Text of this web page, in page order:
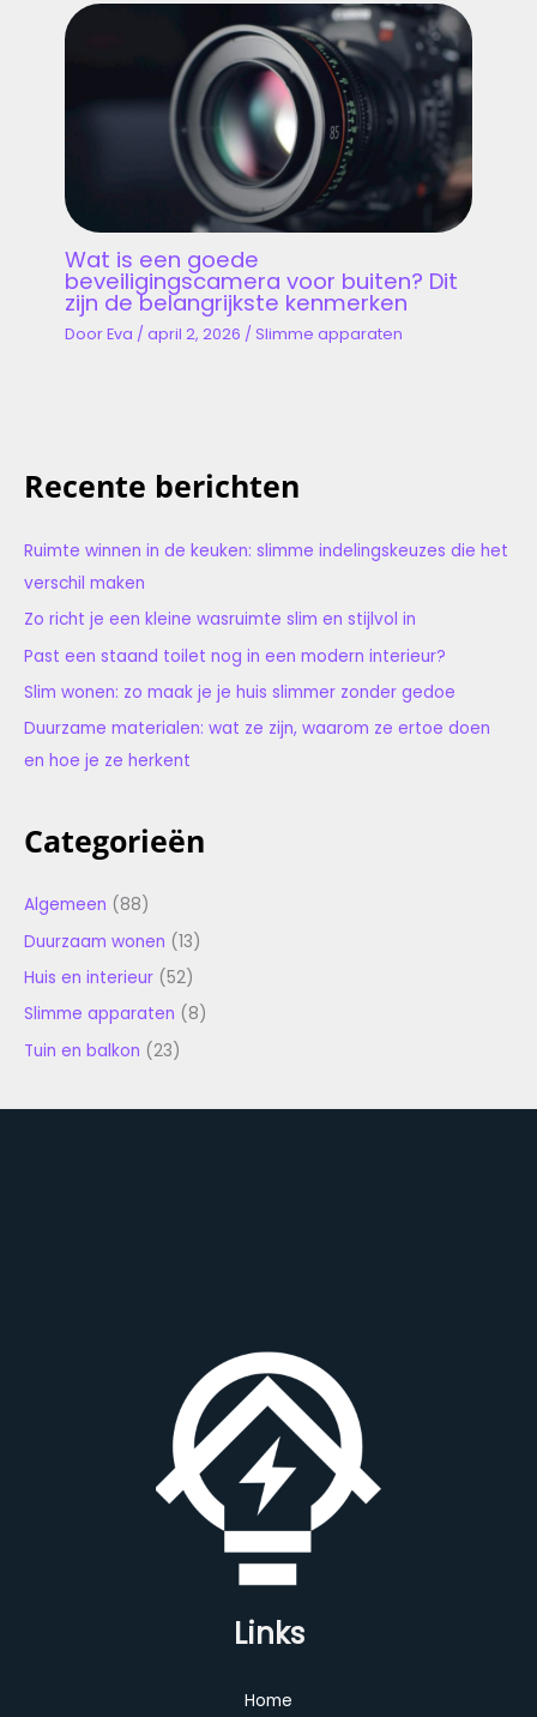
Wat is een goede
beveiligingscamera voor buiten? Dit
zijn de belangrijkste kenmerken
DoorEva /april 2, 2026 /Slimme apparaten
Recente berichten
Ruimte winnen in de keuken: slimme indelingskeuzes die het
verschil maken
Zo richt je een kleine wasruimte slim en stijlvol in
Past een staand toilet nog in een modern interieur?
Slim wonen: zo maak je je huis slimmer zonder gedoe
Duurzame materialen: wat ze zijn, waarom ze ertoe doen
en hoe je ze herkent
Categorieën
Algemeen (88)
Duurzaam wonen (13)
Huis en interieur (52)
Slimme apparaten (8)
Tuin en balkon (23)
Links
Home